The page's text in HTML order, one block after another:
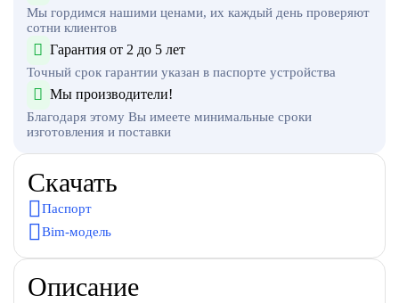
Мы гордимся нашими ценами, их каждый день проверяют
сотни клиентов
Гарантия от 2 до 5 лет
Точный срок гарантии указан в паспорте устройства
Мы производители!
Благодаря этому Вы имеете минимальные сроки
изготовления и поставки
Скачать
Паспорт
Bim-модель
Описание